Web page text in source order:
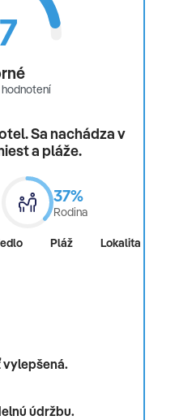
Sa nachádza v
a pláže.
37%
Rodina
Pláž Lokalita
vylepšená.
údržbu.